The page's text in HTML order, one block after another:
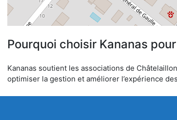
Pourquoi choisir Kananas
Kananas soutient les associations de
optimiser la gestion et améliorer l’expérience